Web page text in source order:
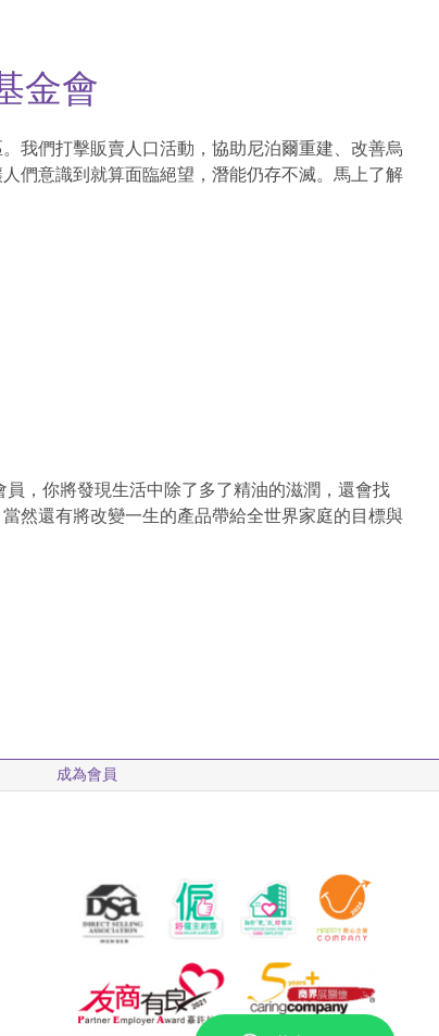
金會
我們打擊販賣人口活動，協助尼泊爾重建、改善烏
們意識到就算面臨絕望，潛能仍存不滅。馬上了解
，你將發現生活中除了多了精油的滋潤，還會找
然還有將改變一生的產品帶給全世界家庭的目標與
成為會員